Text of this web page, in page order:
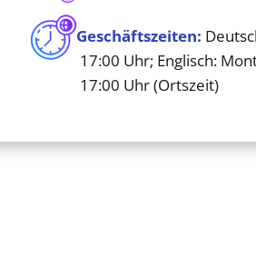
Geschäftszeiten:
17:00 Uhr; Englisch:
17:00 Uhr (Ortszeit)